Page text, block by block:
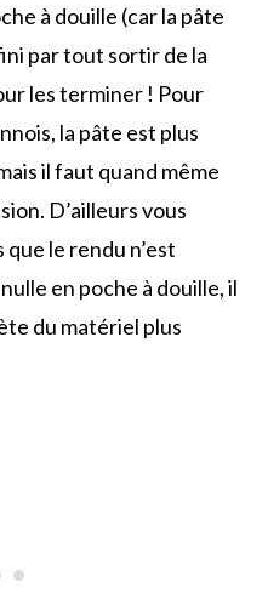
à douille (car la pâte
par tout sortir de la
les terminer ! Pour
la pâte est plus
il faut quand même
D’ailleurs vous
le rendu n’est
en poche à douille, il
du matériel plus